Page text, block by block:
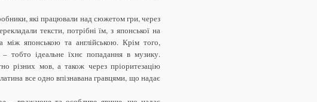
які працювали над сюжетом гри, через
тексти, потрібні їм, з японської на
між японською та англійською. Крім того,
тобто ідеальне їхнє попадання в музику.
різних мов, а також через пріоритезацію
все одно впізнавана гравцями, що надає